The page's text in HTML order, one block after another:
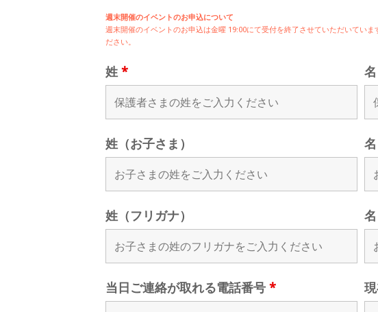
週末開催のイベントのお申込について
週末開催のイベントのお申込は金曜 19:00にて受付を終了させていただいてい
ださい。
姓 *
姓（お子さま）
姓（フリガナ）
当日ご連絡が取れる電話番号 *